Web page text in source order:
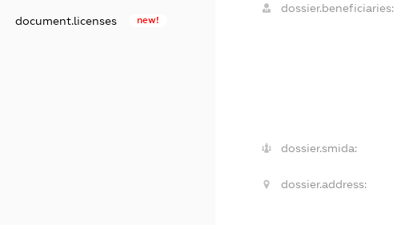
document.licenses new!
dossier.beneficiaries:
dossier.smida:
dossier.address: